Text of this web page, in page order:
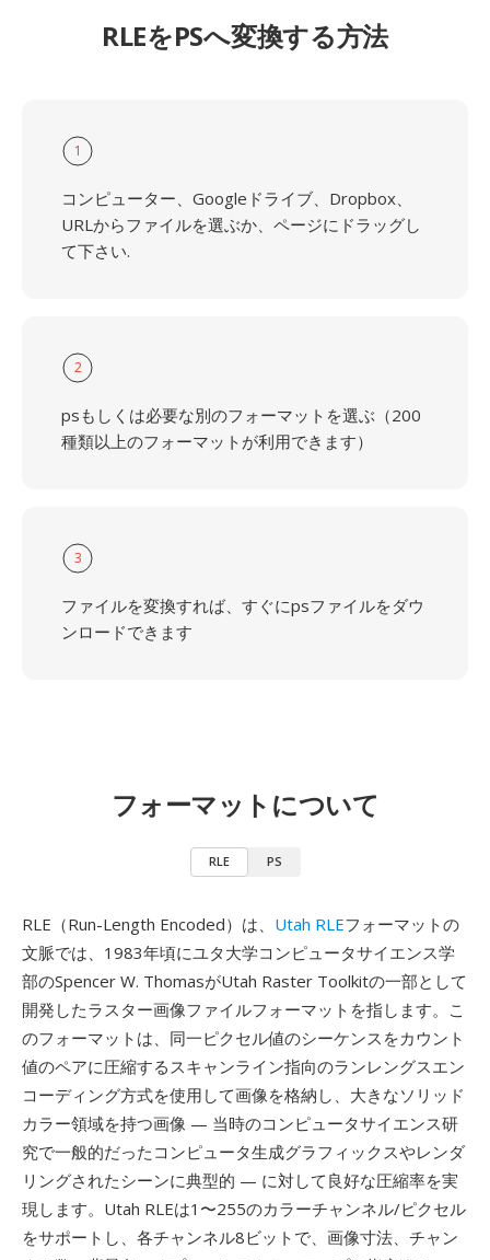
RLEをPSへ変換する方法
1
コンピューター、Googleドライブ、Dropbox、
URLからファイルを選ぶか、ページにドラッグし
て下さい.
2
psもしくは必要な別のフォーマットを選ぶ（200
種類以上のフォーマットが利用できます）
3
ファイルを変換すれば、すぐにpsファイルをダウ
ンロードできます
フォーマットについて
RLE PS
RLE（Run-Length Encoded）は、 Utah RLEフォーマットの
文脈では、1983年頃にユタ大学コンピュータサイエンス学
部のSpencer W. ThomasがUtah Raster Toolkitの一部として
開発したラスター画像ファイルフォーマットを指します。こ
のフォーマットは、同一ピクセル値のシーケンスをカウント
値のペアに圧縮するスキャンライン指向のランレングスエン
コーディング方式を使用して画像を格納し、大きなソリッド
カラー領域を持つ画像 — 当時のコンピュータサイエンス研
究で一般的だったコンピュータ生成グラフィックスやレンダ
リングされたシーンに典型的 — に対して良好な圧縮率を実
現します。Utah RLEは1〜255のカラーチャンネル/ピクセル
をサポートし、各チャンネル8ビットで、画像寸法、チャン